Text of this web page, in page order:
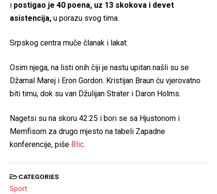
i postigao je 40 poena, uz 13 skokova i devet
asistencija, u porazu svog tima.
Srpskog centra muče članak i lakat.
Osim njega, na listi onih čiji je nastu upitan našli su se
Džamal Marej i Eron Gordon. Kristijan Braun ću vjerovatno
biti timu, dok su van Džulijan Strater i Daron Holms.
Nagetsi su na skoru 42:25 i bori se sa Hjustonom i
Memfisom za drugo mjesto na tabeli Zapadne
konferencije, piše Blic.
CATEGORIES
Sport